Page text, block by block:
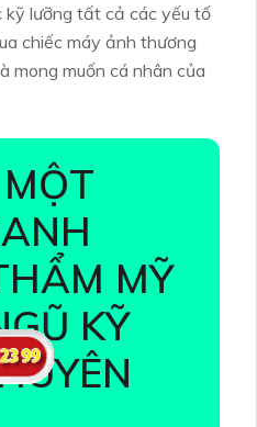
kỹ lưỡng tất cả các yếu tố
chiếc máy ảnh thương
mong muốn cá nhân của
MỸ
KỸ